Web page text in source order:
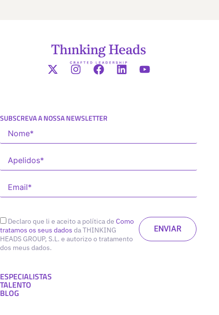
SUBSCREVA A NOSSA NEWSLETTER
Declaro que li e aceito a política de Como
tratamos os seus dados da THINKING
HEADS GROUP, S.L. e autorizo o tratamento
dos meus dados.
ESPECIALISTAS
TALENTO
BLOG